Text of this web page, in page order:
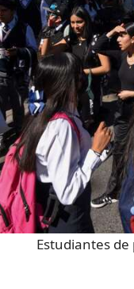
Estudiantes